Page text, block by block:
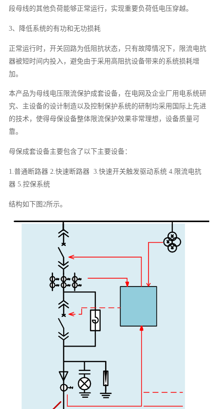
段母线的其他负荷能够正常运行，实现重要负荷低电压穿越。
3、降低系统的有功和无功损耗
正常运行时，开关回路为低阻抗状态，只有故障情况下，限流电抗
器被短时间内投入，避免由于采用高阻抗设备带来的系统损耗增
加。
本产品为母线电压限流保护成套设备，在电网及企业厂用电系统研
究、主设备的设计制造以及控制保护系统的研制均采用国际上先进
的技术，使得母保设备整体限流保护效果非常理想，设备质量可
靠。
母保成套设备主要包含了以下主要设备：
1.普通断路器 2.快速断路器 3.快速开关触发驱动系统 4.限流电抗
器 5.控保系统
结构如下图2所示。